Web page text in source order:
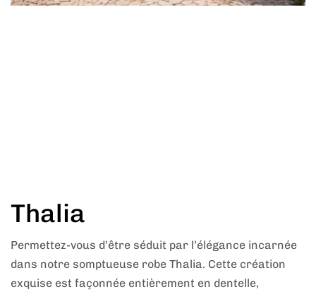
Thalia
Permettez-vous d’être séduit par l’élégance incarnée
dans notre somptueuse robe Thalia. Cette création
exquise est façonnée entièrement en dentelle,